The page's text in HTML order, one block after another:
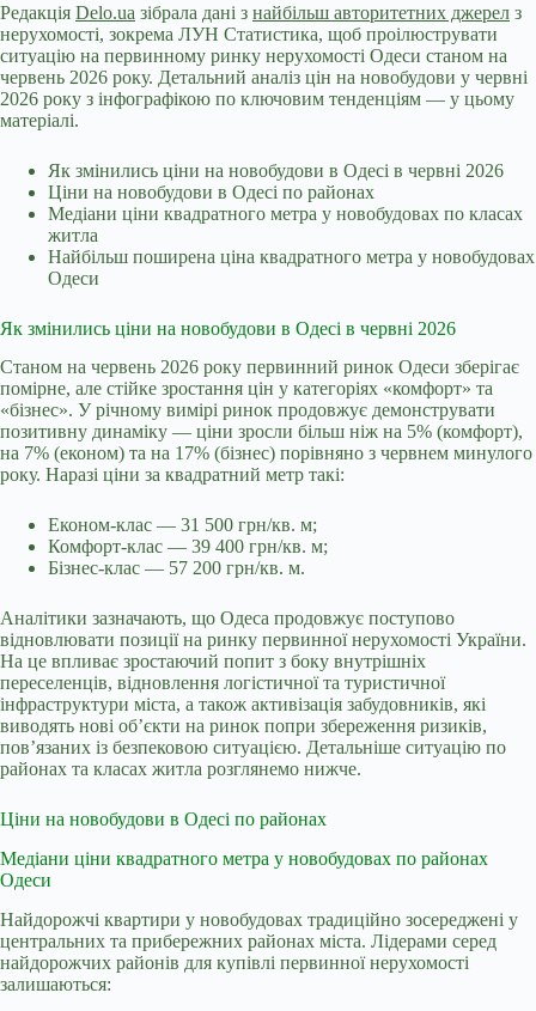
Редакція Delo.ua зібрала дані з найбільш авторитетних джерел з
нерухомості, зокрема ЛУН Статистика, щоб проілюструвати
ситуацію на первинному ринку нерухомості Одеси станом на
червень 2026 року. Детальний аналіз цін на новобудови у червні
2026 року з інфографікою по ключовим тенденціям — у цьому
матеріалі.
Як змінились ціни на новобудови в Одесі в червні 2026
Ціни на новобудови в Одесі по районах
Медіани ціни квадратного метра у новобудовах по класах
житла
Найбільш поширена ціна квадратного метра у новобудовах
Одеси
Як змінились ціни на новобудови в Одесі в червні 2026
Станом на червень 2026 року первинний ринок Одеси зберігає
помірне, але стійке зростання цін у категоріях «комфорт» та
«бізнес». У річному вимірі ринок продовжує демонструвати
позитивну динаміку — ціни зросли більш ніж на 5% (комфорт),
на 7% (економ) та на 17% (бізнес) порівняно з червнем минулого
року. Наразі ціни за квадратний метр такі:
Економ-клас — 31 500 грн/кв. м;
Комфорт-клас — 39 400 грн/кв. м;
Бізнес-клас — 57 200 грн/кв. м.
Аналітики зазначають, що Одеса продовжує поступово
відновлювати позиції на ринку первинної нерухомості України.
На це впливає зростаючий попит з боку внутрішніх
переселенців, відновлення логістичної та туристичної
інфраструктури міста, а також активізація забудовників, які
виводять нові об’єкти на ринок попри збереження ризиків,
пов’язаних із безпековою ситуацією. Детальніше ситуацію по
районах та класах житла розглянемо нижче.
Ціни на новобудови в Одесі по районах
Медіани ціни квадратного метра у новобудовах по районах
Одеси
Найдорожчі квартири у новобудовах традиційно зосереджені у
центральних та прибережних районах міста. Лідерами серед
найдорожчих районів для купівлі первинної нерухомості
залишаються: